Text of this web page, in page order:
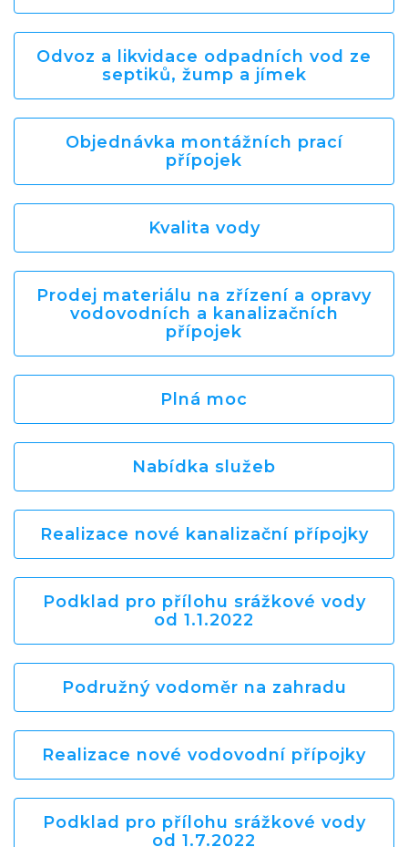
Odvoz a likvidace odpadních vod ze
septiků, žump a jímek
Objednávka montážních prací
přípojek
Kvalita vody
Prodej materiálu na zřízení a opravy
vodovodních a kanalizačních
přípojek
Plná moc
Nabídka služeb
Realizace nové kanalizační přípojky
Podklad pro přílohu srážkové vody
od 1.1.2022
Podružný vodoměr na zahradu
Realizace nové vodovodní přípojky
Podklad pro přílohu srážkové vody
od 1.7.2022